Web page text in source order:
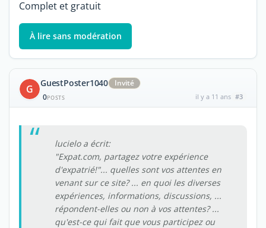
Complet et gratuit
À lire sans modération
G GuestPoster1040
Invité
0POSTS il y a 11 ans #3
lucielo a écrit:
"Expat.com, partagez votre expérience
d'expatrié!"... quelles sont vos attentes en
venant sur ce site? ... en quoi les diverses
expériences, informations, discussions, ...
répondent-elles ou non à vos attentes? ...
qu'est-ce qui fait que vous participez ou